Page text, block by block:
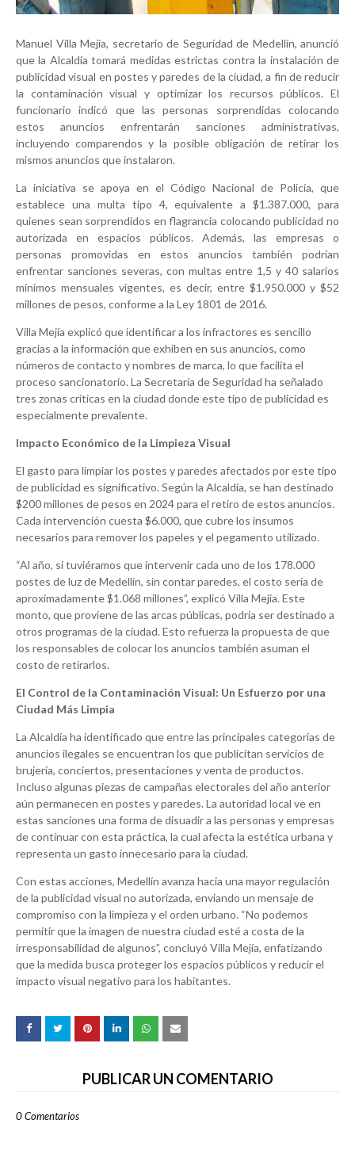
Manuel Villa Mejía, secretario de Seguridad de Medellín, anunció
que la Alcaldía tomará medidas estrictas contra la instalación de
publicidad visual en postes y paredes de la ciudad, a fin de reducir
la contaminación visual y optimizar los recursos públicos. El
funcionario indicó que las personas sorprendidas colocando
estos anuncios enfrentarán sanciones administrativas,
incluyendo comparendos y la posible obligación de retirar los
mismos anuncios que instalaron.
La iniciativa se apoya en el Código Nacional de Policía, que
establece una multa tipo 4, equivalente a $1.387.000, para
quienes sean sorprendidos en flagrancia colocando publicidad no
autorizada en espacios públicos. Además, las empresas o
personas promovidas en estos anuncios también podrían
enfrentar sanciones severas, con multas entre 1,5 y 40 salarios
mínimos mensuales vigentes, es decir, entre $1.950.000 y $52
millones de pesos, conforme a la Ley 1801 de 2016.
Villa Mejía explicó que identificar a los infractores es sencillo
gracias a la información que exhiben en sus anuncios, como
números de contacto y nombres de marca, lo que facilita el
proceso sancionatorio. La Secretaría de Seguridad ha señalado
tres zonas críticas en la ciudad donde este tipo de publicidad es
especialmente prevalente.
Impacto Económico de la Limpieza Visual
El gasto para limpiar los postes y paredes afectados por este tipo
de publicidad es significativo. Según la Alcaldía, se han destinado
$200 millones de pesos en 2024 para el retiro de estos anuncios.
Cada intervención cuesta $6.000, que cubre los insumos
necesarios para remover los papeles y el pegamento utilizado.
“Al año, si tuviéramos que intervenir cada uno de los 178.000
postes de luz de Medellín, sin contar paredes, el costo sería de
aproximadamente $1.068 millones”, explicó Villa Mejía. Este
monto, que proviene de las arcas públicas, podría ser destinado a
otros programas de la ciudad. Esto refuerza la propuesta de que
los responsables de colocar los anuncios también asuman el
costo de retirarlos.
El Control de la Contaminación Visual: Un Esfuerzo por una
Ciudad Más Limpia
La Alcaldía ha identificado que entre las principales categorías de
anuncios ilegales se encuentran los que publicitan servicios de
brujería, conciertos, presentaciones y venta de productos.
Incluso algunas piezas de campañas electorales del año anterior
aún permanecen en postes y paredes. La autoridad local ve en
estas sanciones una forma de disuadir a las personas y empresas
de continuar con esta práctica, la cual afecta la estética urbana y
representa un gasto innecesario para la ciudad.
Con estas acciones, Medellín avanza hacia una mayor regulación
de la publicidad visual no autorizada, enviando un mensaje de
compromiso con la limpieza y el orden urbano. “No podemos
permitir que la imagen de nuestra ciudad esté a costa de la
irresponsabilidad de algunos”, concluyó Villa Mejía, enfatizando
que la medida busca proteger los espacios públicos y reducir el
impacto visual negativo para los habitantes.
PUBLICAR UN COMENTARIO
0 Comentarios